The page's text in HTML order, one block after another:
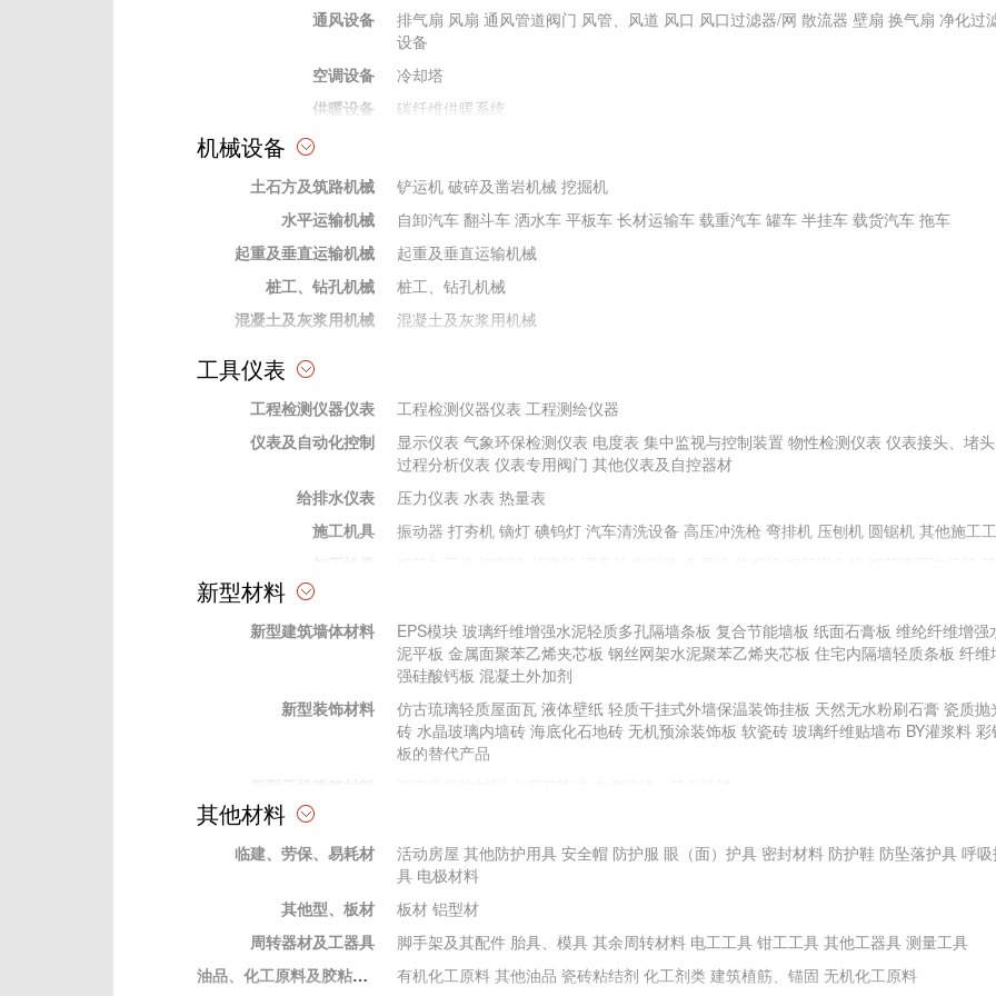
通风设备 排气扇 风扇 通风管道阀门 风管、风道 风口 风口过滤器/网 散流器 壁扇 换气扇 净化过
设备
空调设备
冷却塔
供暖设备
碳纤维供暖系统
热水、采暖锅炉设备
水暖及通风空调材料
机械设备
土石方及筑路机械 铲运机 破碎及凿岩机械 挖掘机
水平运输机械
自卸汽车 翻斗车 洒水车 平板车 长材运输车 载重汽车 罐车 半挂车 载货汽车 拖车
起重及垂直运输机械
起重及垂直运输机械
桩工、钻孔机械
桩工、钻孔机械
混凝土及灰浆用机械
混凝土及灰浆用机械
动力机械
动力机械
钻探及地下工程机械
钻探及地下工程机械 螺旋钻机 冲击器 潜水电钻机 水井钻机 勘探钻机 非开挖钻机 矿山
机 钻杆钻具 其他钻探及地下工程机械
工具仪表
工程检测仪器仪表 工程检测仪器仪表 工程测绘仪器
仪表及自动化控制
显示仪表 气象环保检测仪表 电度表 集中监视与控制装置 物性检测仪表 仪表接头、堵头
过程分析仪表 仪表专用阀门 其他仪表及自控器材
给排水仪表
压力仪表 水表 热量表
施工机具
振动器 打夯机 镝灯 碘钨灯 汽车清洗设备 高压冲洗枪 弯排机 压刨机 圆锯机 其他施工
电动工具
电动工具
手动工具 其他手动工具
水准仪 经纬仪 全站仪 游标卡尺
试验仪器
压力试验机 CBR土壤强度试验仪 土壤液塑限测定仪 土壤击实仪 砼试件标养箱 电子天平
砼回弹仪 水泥安定性测定仪 水泥凝结时间测定仪 其他试验仪器
新型材料
新型建筑墙体材料 EPS模块 玻璃纤维增强水泥轻质多孔隔墙条板 复合节能墙板 纸面石膏板 维纶纤维增强
泥平板 金属面聚苯乙烯夹芯板 钢丝网架水泥聚苯乙烯夹芯板 住宅内隔墙轻质条板 纤维
强硅酸钙板 混凝土外加剂
新型装饰材料
仿古琉璃轻质屋面瓦 液体壁纸 轻质干挂式外墙保温装饰挂板 天然无水粉刷石膏 瓷质抛
砖 水晶玻璃内墙砖 海底化石地砖 无机预涂装饰板 软瓷砖 玻璃纤维贴墙布 BY灌浆料 彩
板的替代产品
新型有机材料
新型金属建筑材料
装饰性金属表面膜 耐火钢 新型不锈钢 耐腐蚀性铝质装饰材料 高耐蚀性金属及钛合金建
其他材料
临建、劳保、易耗材 活动房屋 其他防护用具 安全帽 防护服 眼（面）护具 密封材料 防护鞋 防坠落护具 呼
具 电极材料
其他型、板材
板材 铝型材
周转器材及工器具
脚手架及其配件 胎具、模具 其余周转材料 电工工具 钳工工具 其他工器具 测量工具
油品、化工原料及胶粘材料
有机化工原料 其他油品 瓷砖粘结剂 化工剂类 建筑植筋、锚固 无机化工原料